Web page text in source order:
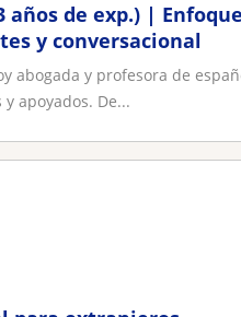
años de exp.) |
y conversacional
abogada y profesora de
apoyados. De...